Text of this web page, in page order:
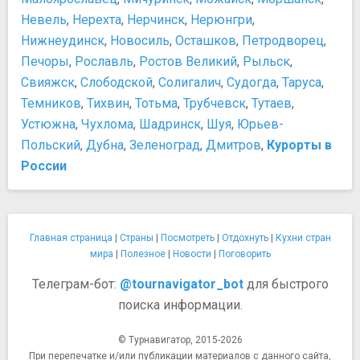
Невель, Нерехта, Нерчинск, Нерюнгри,
Нижнеудинск, Новосиль, Осташков, Петродворец,
Печоры, Рославль, Ростов Великий, Рыльск,
Свияжск, Слободской, Солигалич, Судогда, Таруса,
Темников, Тихвин, Тотьма, Трубчевск, Тутаев,
Устюжна, Чухлома, Шадринск, Шуя, Юрьев-
Польский, Дубна, Зеленоград, Дмитров, Курорты в
России
Главная страница Страны Посмотреть| Отдохнуть|
Кухни стран
мира
Полезное| Новости Поговорить
Телеграм-бот: @tournavigator_botдля быстрого
поиска информации.
© Турнавигатор, 2015-2026
При перепечатке и/или публикации материалов с данного сайта,